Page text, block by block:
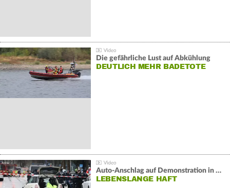
Die gefährliche Lust auf Abkühlung
DEUTLICH MEHR BADETOTE
Auto-Anschlag auf Demonstration in München:
LEBENSLANGE HAFT